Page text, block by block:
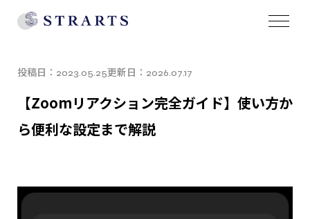
投稿日： 2023.05.25更新日： 2026.07.17
【Zoomリアクション完全ガイド】使い方か
ら便利な設定まで解説